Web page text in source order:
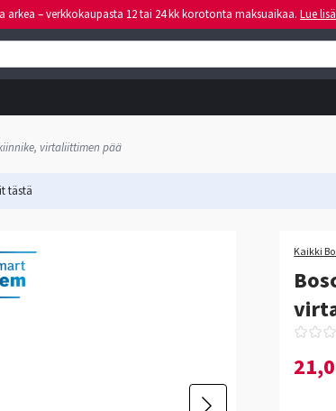
arkea – verkkokaupasta 12 tai 24 kk korotonta maksuaikaa. Lue
virtaliittimen pää
tästä
Kaikki